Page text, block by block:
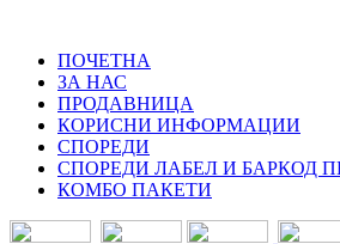
ПОЧЕТНА
ЗА НАС
ПРОДАВНИЦА
КОРИСНИ ИНФОРМАЦИИ
СПОРЕДИ
СПОРЕДИ ЛАБЕЛ И БАРКОД
КОМБО ПАКЕТИ